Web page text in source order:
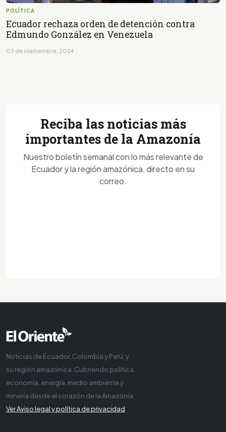
POLÍTICA
Ecuador rechaza orden de detención contra
Edmundo González en Venezuela
03 de septiembre, 2024
Reciba las noticias más
importantes de la Amazonía
Nuestro boletín semanal con lo más relevante de
Ecuador y la región amazónica, directo en su
correo.
Noticias de Ecuador, Colombia y Perú, y
su región amazónica. Cubriendo política,
economía, energía, medio ambiente y
minería desde el corazón de la Amazonía
Ver Aviso legal y política de privacidad